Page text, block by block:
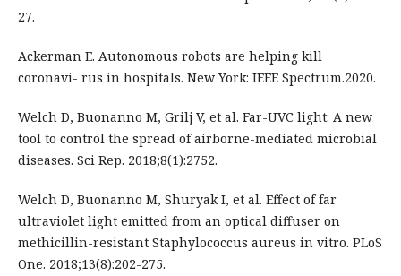
27.
Ackerman E. Autonomous robots are helping kill
coronavi- rus in hospitals. New York: IEEE Spectrum.2020.
Welch D, Buonanno M, Grilj V, et al. Far-UVC light: A new
tool to control the spread of airborne-mediated microbial
diseases. Sci Rep. 2018;8(1):2752.
Welch D, Buonanno M, Shuryak I, et al. Effect of far
ultraviolet light emitted from an optical diffuser on
methicillin-resistant Staphylococcus aureus in vitro. PLoS
One. 2018;13(8):202-275.